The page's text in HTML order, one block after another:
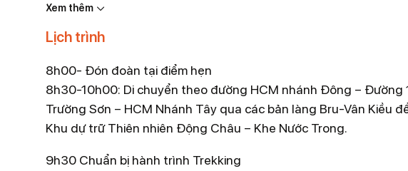
thách đu dây vượt thác; Chênh lệch độ cao trekking trong rừng
Loại tour: Tour ghép; Tour riêng
Vì là tour mạo hiểm nên yếu tố then chốt để có một tour thành
đội ngũ nhân viên phục vụ được đào tạo chuyên nghiệp và hỗ trợ
toàn, Hướng dẫn viên mạo hiểm cao cấp đã từng có thời gian
mạo hiểm.
Bên cạnh đó việc hướng tới những trải nghiệm khác biệt, cung
Các trang thiết bị an toàn đạt chuẩn Châu âu, được kiểm tra
Xem thêm
Lịch trình
8h00- Đón đoàn tại điểm hẹn
8h30-10h00: Di chuyển theo đường HCM nhánh Đông – Đường
Trường Sơn – HCM Nhánh Tây qua các bản làng Bru-Vân Kiều
Khu dự trữ Thiên nhiên Động Châu – Khe Nước Trong.
9h30 Chuẩn bị hành trình Trekking